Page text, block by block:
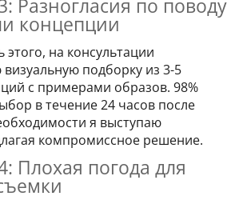
Разногласия по поводу
концепции
на консультации
подборку из 3-5
с примерами образов. 98%
в течение 24 часов после
я выступаю
компромиссное решение.
Плохая погода для